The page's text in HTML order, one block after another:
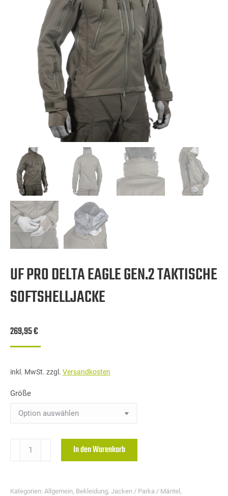
UF PRO DELTA EAGLE GEN.2 TAKTISCHE
SOFTSHELLJACKE
269,95€
inkl. MwSt. zzgl. Versandkosten
Größe
PRO
EAGLE
In den Warenkorb
Kategorien: Allgemein, Bekleidung, Jacken / Parka / Mäntel ,